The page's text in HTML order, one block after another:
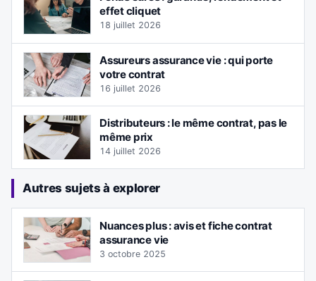
effet cliquet
18 juillet 2026
Assureurs assurance vie : qui porte
votre contrat
16 juillet 2026
Distributeurs : le même contrat, pas le
même prix
14 juillet 2026
Autres sujets à explorer
Nuances plus : avis et fiche contrat
assurance vie
3 octobre 2025